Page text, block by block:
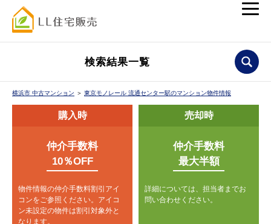
検索結果一覧
横浜市 中古マンション ＞ 東京モノレール 流通センター駅のマンション物件情報
購入時
仲介手数料
10％OFF
物件情報の仲介手数料割引アイ
コンをご参照ください。 アイコ
ン未設定の物件は割引対象外と
なります。
売却時
仲介手数料
最大半額
詳細については、担当者までお
問い合わせください。